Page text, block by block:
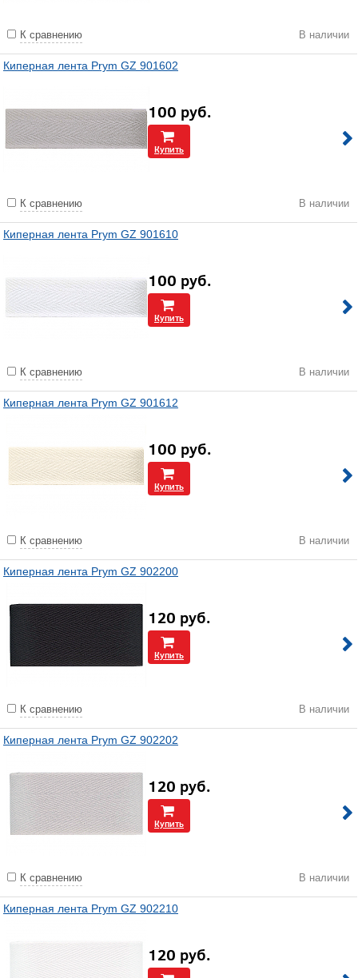
К сравнению В наличии
Киперная лента Prym GZ 901602
100 руб.
Купить
К сравнению В наличии
Киперная лента Prym GZ 901610
100 руб.
Купить
К сравнению В наличии
Киперная лента Prym GZ 901612
100 руб.
Купить
К сравнению В наличии
Киперная лента Prym GZ 902200
120 руб.
Купить
К сравнению В наличии
Киперная лента Prym GZ 902202
120 руб.
Купить
К сравнению В наличии
Киперная лента Prym GZ 902210
120 руб.